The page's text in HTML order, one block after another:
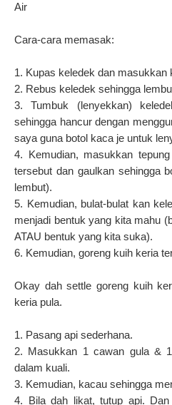
Air
Cara-cara memasak:
1. Kupas keledek dan masukkan
2. Rebus keledek sehingga
3. Tumbuk (lenyekkan)
sehingga hancur dengan
saya guna botol kaca je untuk
4. Kemudian, masukkan
tersebut dan gaulkan sehingga
lembut).
5. Kemudian, bulat-bulat kan
menjadi bentuk yang kita mahu
ATAU bentuk yang kita suka).
6. Kemudian, goreng kuih keria
Okay dah settle goreng kuih
keria pula.
1. Pasang api sederhana.
2. Masukkan 1 cawan gula &
dalam kuali.
3. Kemudian, kacau sehingga
4. Bila dah likat, tutup api.